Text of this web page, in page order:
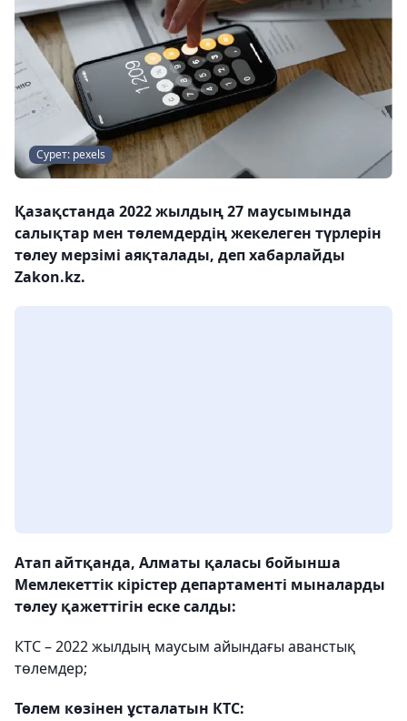
Сурет: pexels
Қазақстанда 2022 жылдың 27 маусымында
салықтар мен төлемдердің жекелеген түрлерін
төлеу мерзімі аяқталады, деп хабарлайды
Zakon.kz.
Атап айтқанда, Алматы қаласы бойынша
Мемлекеттік кірістер департаменті мыналарды
төлеу қажеттігін еске салды:
КТС – 2022 жылдың маусым айындағы аванстық
төлемдер;
Төлем көзінен ұсталатын КТС: